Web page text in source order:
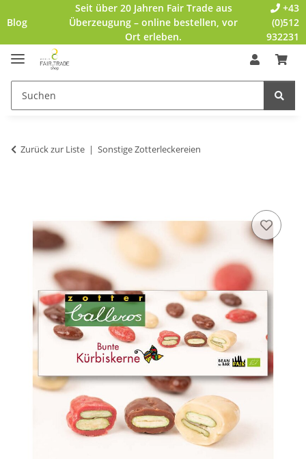
Blog
Seit über 20 Jahren Fair Trade aus
Überzeugung – online bestellen, vor
Ort erleben.
+43
(0)512
932231
Zurück zur Liste Sonstige Zotterleckereien